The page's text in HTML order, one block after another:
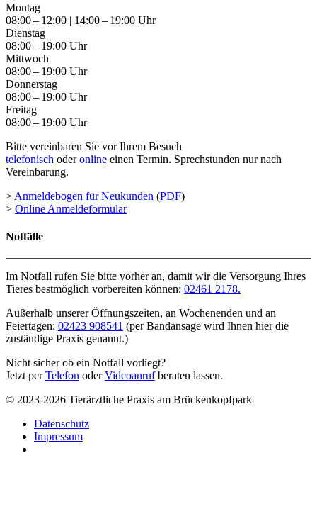
Montag
08:00 – 12:00 | 14:00 – 19:00 Uhr
Dienstag
08:00 – 19:00 Uhr
Mittwoch
08:00 – 19:00 Uhr
Donnerstag
08:00 – 19:00 Uhr
Freitag
08:00 – 19:00 Uhr
Bitte vereinbaren Sie vor Ihrem Besuch
telefonisch oderonline einen Termin. Sprechstunden nur nach
Vereinbarung.
> Anmeldebogen für Neukunden (PDF)
> Online Anmeldeformular
Notfälle
Im Notfall rufen Sie bitte vorher an, damit wir die Versorgung Ihres
Tieres bestmöglich vorbereiten können: 02461 2178.
Außerhalb unserer Öffnungszeiten, an Wochenenden und an
Feiertagen: 02423 908541 (per Bandansage wird Ihnen hier die
zuständige Praxis genannt.)
Nicht sicher ob ein Notfall vorliegt?
Jetzt perTelefon oderVideoanrufberaten lassen.
© 2023-2026 Tierärztliche Praxis am Brückenkopfpark
Datenschutz
Impressum